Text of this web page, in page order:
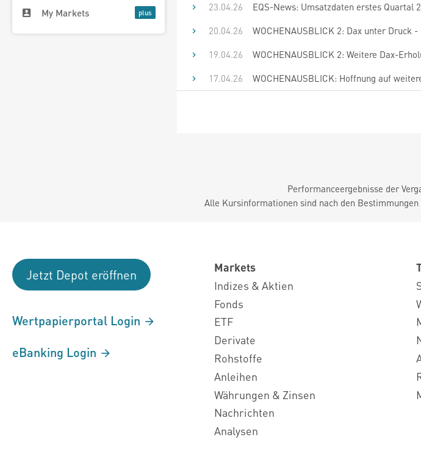
My Markets
23.04.26
EQS-News: Umsatzdaten erstes Quartal
20.04.26
WOCHENAUSBLICK 2: Dax unter
19.04.26
WOCHENAUSBLICK 2: Weitere Dax-
17.04.26
WOCHENAUSBLICK: Hoffnung auf
Performanceergebnisse der
Alle Kursinformationen sind nach den
Jetzt Depot eröffnen
Wertpapierportal Login
eBanking Login
Markets
Indizes & Aktien
Fonds
ETF
Derivate
Rohstoffe
Anleihen
Währungen & Zinsen
Nachrichten
Analysen